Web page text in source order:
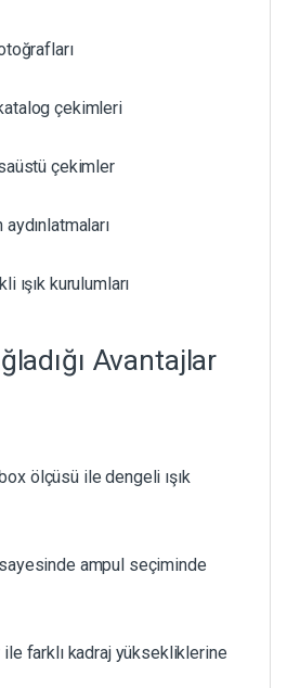
çekimleri
çekimler
ışık kurulumları
Avantajlar
ölçüsü ile dengeli ışık
ampul seçiminde
farklı kadraj yüksekliklerine